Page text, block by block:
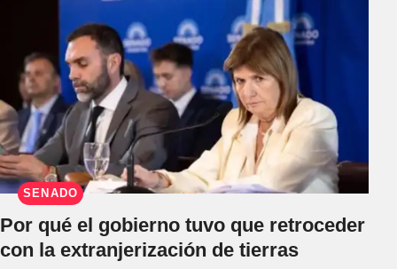
SENADO
Por qué el gobierno tuvo que retroceder
con la extranjerización de tierras